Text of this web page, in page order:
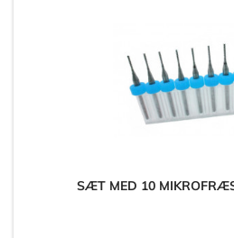
SÆT MED 10